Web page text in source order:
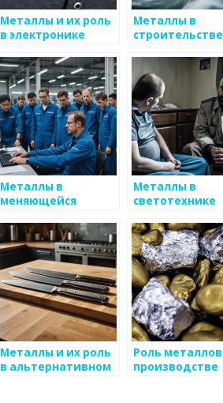
Металлы и их роль
в электронике
Металлы в
строительстве
Металлы в
меняющейся
Металлы в
светотехнике
Металлы и их роль
в альтернативном
Роль металлов
производстве